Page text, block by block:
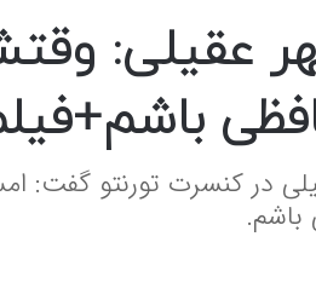
عقیلی: